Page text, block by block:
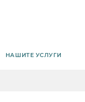
НАШИТЕ УСЛУГИ